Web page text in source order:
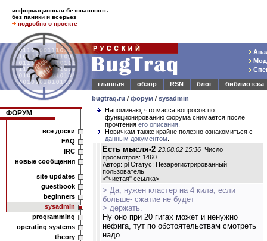
информационная безопасность
без паники и всерьез
подробно о проекте
главная
обзор RSN блог
библиотека
bugtraq.ru / форум / sysadmin
ФОРУМ
все доски
FAQ
IRC
новые сообщения
site updates
guestbook
beginners
sysadmin
programming
operating systems
theory
Напоминаю, что масса вопросов по
функционированию форума снимается после
прочтения его описания
Новичкам также крайне полезно ознакомиться с
данным документом
Есть мысля-2 23.08.02 15:36 Число
просмотров: 1460
Автор: pl Статус: Незарегистрированный
пользователь
<"чистая" ссылка>
> Да, нужен кластер на 4 кила, если
больше- сжатие не будет
> держать.
Ну оно при 20 гигах может и ненужно
нефига, тут по обстоятельствам смотреть
надо.